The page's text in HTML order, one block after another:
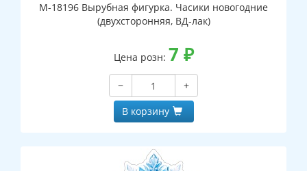
М-18196 Вырубная фигурка. Часики новогодние
(двухсторонняя, ВД-лак)
Цена розн: 7 ₽
−
+
В корзину